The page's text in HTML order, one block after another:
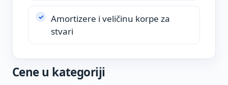
Amortizere i veličinu korpe za
stvari
Cene u kategoriji